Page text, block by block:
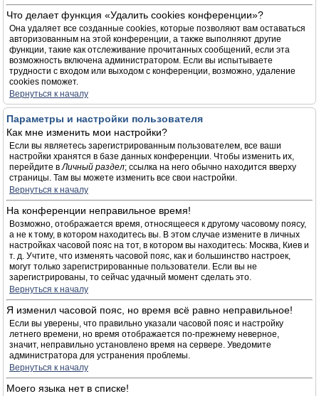
Что делает функция «Удалить cookies конференции»?
Она удаляет все созданные cookies, которые позволяют вам оставаться
авторизованным на этой конференции, а также выполняют другие
функции, такие как отслеживание прочитанных сообщений, если эта
возможность включена администратором. Если вы испытываете
трудности с входом или выходом с конференции, возможно, удаление
cookies поможет.
Вернуться к началу
Параметры и настройки пользователя
Как мне изменить мои настройки?
Если вы являетесь зарегистрированным пользователем, все ваши
настройки хранятся в базе данных конференции. Чтобы изменить их,
перейдите вЛичный раздел; ссылка на него обычно находится вверху
страницы. Там вы можете изменить все свои настройки.
Вернуться к началу
На конференции неправильное время!
Возможно, отображается время, относящееся к другому часовому поясу,
а не к тому, в котором находитесь вы. В этом случае измените в личных
настройках часовой пояс на тот, в котором вы находитесь: Москва, Киев и
т. д. Учтите, что изменять часовой пояс, как и большинство настроек,
могут только зарегистрированные пользователи. Если вы не
зарегистрированы, то сейчас удачный момент сделать это.
Вернуться к началу
Я изменил часовой пояс, но время всё равно неправильное!
Если вы уверены, что правильно указали часовой пояс и настройку
летнего времени, но время отображается по-прежнему неверное,
значит, неправильно установлено время на сервере. Уведомите
администратора для устранения проблемы.
Вернуться к началу
Моего языка нет в списке!